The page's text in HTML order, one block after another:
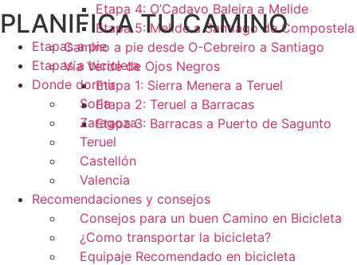
Etapa 4: O’Cadavo Baleira a Melide
Etapa 5: Melide a Santiago de Compostela
Camino a pie desde O-Cebreiro a Santiago
Vía Verde de Ojos Negros
Etapa 1: Sierra Menera a Teruel
Etapa 2: Teruel a Barracas
Etapa 3: Barracas a Puerto de Sagunto
PLANIFICA TU CAMINO
Etapas a pie
Etapas a bicicleta
Donde dormir
Soria
Zaragoza
Teruel
Castellón
Valencia
Recomendaciones y consejos
Consejos para un buen Camino en Bicicleta
¿Como transportar la bicicleta?
Equipaje Recomendado en bicicleta